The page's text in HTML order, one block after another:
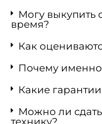
Могу выкупить
время?
Как
Почему
Какие
Можно ли